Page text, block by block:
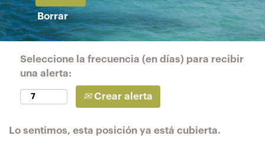
Borrar
Seleccione la frecuencia (en días) para recibir
una alerta:
Crear alerta
Lo sentimos, esta posición ya está cubierta.